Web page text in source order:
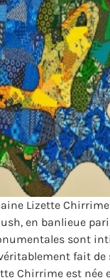
Lizette
en banlieue
sont
fait
Chirrime est née